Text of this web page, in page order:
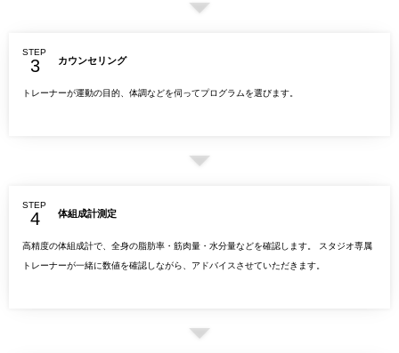
STEP
カウンセリング
トレーナーが運動の目的、体調などを伺ってプログラムを選びます。
STEP
体組成計測定
高精度の体組成計で、全身の脂肪率・筋肉量・水分量などを確認します。 スタジオ専属
トレーナーが一緒に数値を確認しながら、アドバイスさせていただきます。